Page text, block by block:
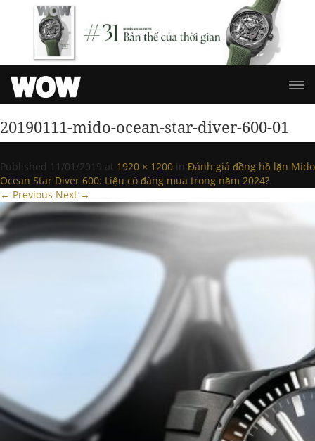
20190111-mido-ocean-star-diver-600-01
Published 11/01/2019 at 1920 × 1200 in Đánh giá đồng hồ lặn Mido
Ocean Star Diver 600: Liệu có đáng mua trong năm 2024?.
← Previous Next →